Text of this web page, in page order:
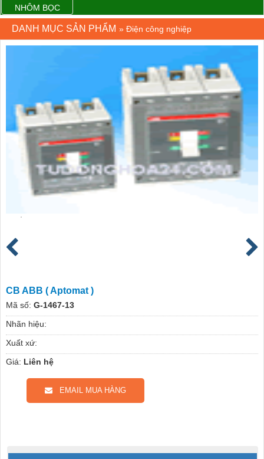
NHÔM BỌC
DANH MỤC SẢN PHẨM » Điện công nghiệp
CB ABB ( Aptomat )
Mã số: G-1467-13
Nhãn hiệu:
Xuất xứ:
Giá: Liên hệ
EMAIL MUA HÀNG